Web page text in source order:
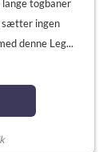
togbaner
sætter ingen
denne Leg...